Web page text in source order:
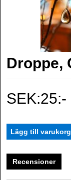
Droppe,
SEK:25:-
Recensioner